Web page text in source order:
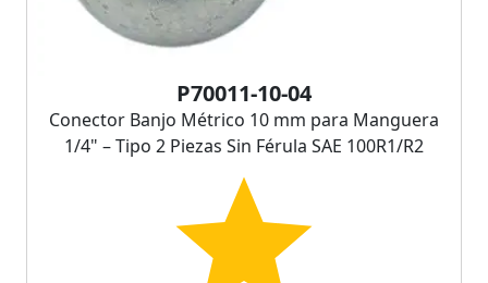
P70011-10-04
Conector Banjo Métrico 10 mm para Manguera
1/4" – Tipo 2 Piezas Sin Férula SAE 100R1/R2